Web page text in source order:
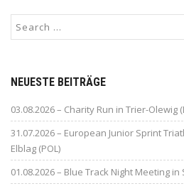
NEUESTE BEITRÄGE
03.08.2026 – Charity Run in Trier-Olewig
31.07.2026 – European Junior Sprint
Elblag (POL)
01.08.2026 – Blue Track Night Meeting